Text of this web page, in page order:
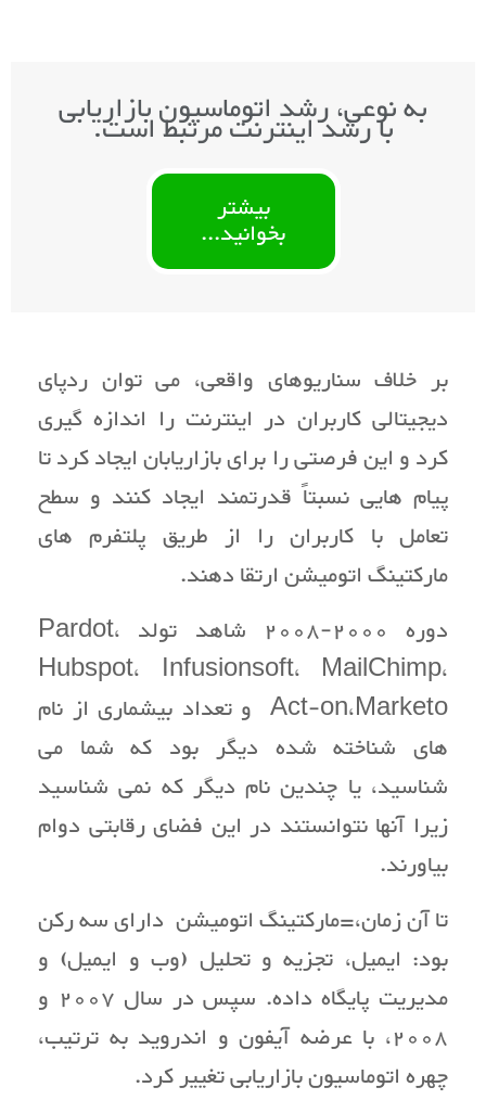
به نوعی، رشد اتوماسیون بازاریابی
با رشد اینترنت مرتبط است.
بیشتر
بخوانید...
بر خلاف سناریوهای واقعی، می توان ردپای
دیجیتالی کاربران در اینترنت را اندازه گیری
کرد و این فرصتی را برای بازاریابان ایجاد کرد تا
پیام هایی نسبتاً قدرتمند ایجاد کنند و سطح
تعامل با کاربران را از طریق پلتفرم های
مارکتینگ اتومیشن ارتقا دهند.
دوره 2000-2008 شاهد تولد Pardot،
Hubspot، Infusionsoft، MailChimp،
Act-on،Marketo و تعداد بیشماری از نام
های شناخته شده دیگر بود که شما می
شناسید، یا چندین نام دیگر که نمی شناسید
زیرا آنها نتوانستند در این فضای رقابتی دوام
بیاورند.
تا آن زمان،=مارکتینگ اتومیشن دارای سه رکن
بود: ایمیل، تجزیه و تحلیل (وب و ایمیل) و
مدیریت پایگاه داده. سپس در سال 2007 و
2008، با عرضه آیفون و اندروید به ترتیب،
چهره اتوماسیون بازاریابی تغییر کرد.